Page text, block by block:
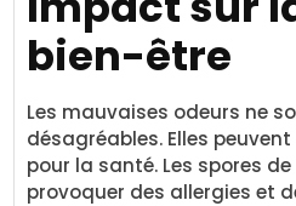
bien-être
Les mauvaises odeurs ne
désagréables. Elles
pour la santé. Les spores
provoquer des allergies et